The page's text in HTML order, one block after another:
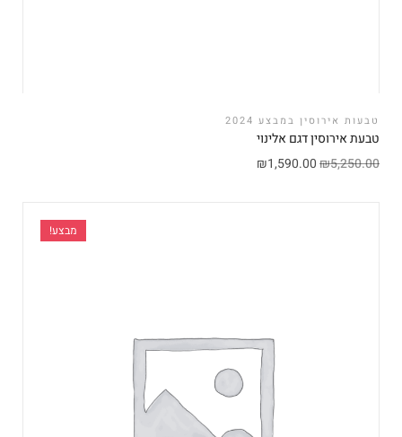
טבעות אירוסין במבצע 2024
טבעת אירוסין דגם אלינוי
₪5,250.00
₪1,590.00
מבצע!